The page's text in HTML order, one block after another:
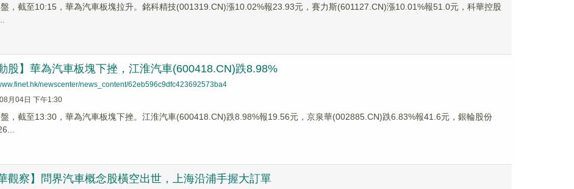
，截至10:15，華為汽車板塊拉升。銘科精技(001319.CN)漲10.02%報23.93元，賽力斯(601127.CN)漲10.01%報51.0元，科華控股
動股】華為汽車板塊下挫，江淮汽車(600418.CN)跌8.98%
newscenter/news_content/62eb596c9dfc423692573ba4
月04日 下午1:30
，截至13:30，華為汽車板塊下挫。江淮汽車(600418.CN)跌8.98%報19.56元，京泉華(002885.CN)跌6.83%報41.6元，銀輪股份
華觀察】問界汽車概念股橫空出世，上海沿浦手握大訂單